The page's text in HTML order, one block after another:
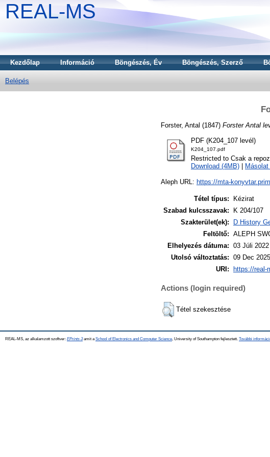
REAL-MS
Kezdőlap Információ Böngészés, Év Böngészés, Szerző
Belépés
Forster, Antal (1847) Forster Antal
PDF (K204_107 levél)
K204_107.pdf
Restricted to Csak a
Download (4MB)
Aleph URL: https://mta-
Tétel típus:
Kézirat
Szabad kulcsszavak:
K 204/107
Szakterület(ek):
D History
Feltöltő: ALEPH
Elhelyezés dátuma: 03 Júli
Utolsó változtatás: 09 Dec
URI:
https://real-
Actions (login required)
Tétel szekesztése
REAL-MS, az alkalamzott szoftver: EPrints 3amit a School of Electronics and Computer Science , University of Southampton fejlesztett. További